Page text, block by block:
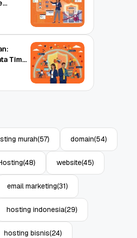
Tim
murah(57) domain(54)
(48) website(45)
email marketing(31)
hosting indonesia(29)
hosting bisnis(24)